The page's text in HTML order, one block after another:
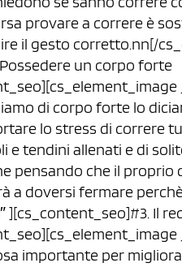
provare a correre è
il gesto corretto.nn[/
Possedere un corpo forte
di corpo forte lo
lo stress di correre
tendini allenati e di
pensando che il
a doversi fermare
][cs_content_seo]#3. Il
importante per